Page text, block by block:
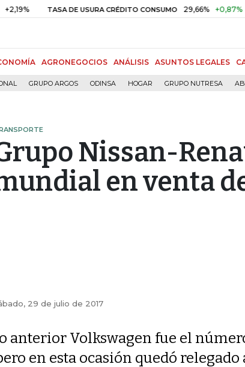
TASA DE USURA CRÉDITO CONSUMO 29,66% +0,87% +3,02%
AGRONEGOCIOS ANÁLISIS ASUNTOS LEGALES
GRUPO ARGOS ODINSA HOGAR GRUPO NUTRESA
Nissan-
en venta
29 de julio de 2017
anterior Volkswagen fue el
en esta ocasión quedó relegado